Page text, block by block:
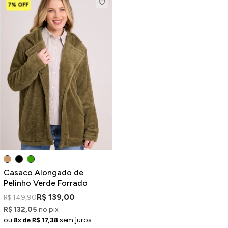
7% OFF
Casaco Alongado de
Pelinho Verde Forrado
R$ 149,90R$ 139,00
R$ 132,05 no pix
ou 8x de R$ 17,38 sem juros